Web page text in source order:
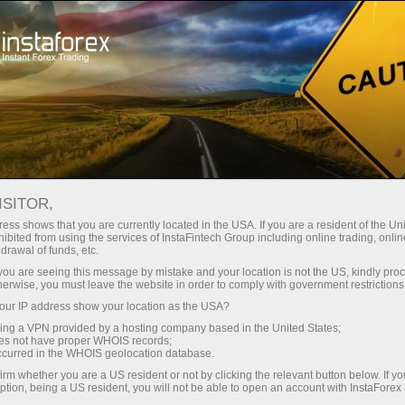
Avec InstaForex, vous accédez à
compétitives : effet de levier
jusqu’à 1:5000, parmi les meilleurs
spreads et commissions du
marché, ainsi que des conditions
avantageuses pour le trading
d’actions et d’indices.
Spreads
Bonus de 30 %
sur chaque dépôt
Vitesse
dans le trading et sur l’autoroute
shows that you are currently located in the USA. If you are a resident of the
from using the services of InstaFintech Group including online trading,
of funds, etc.
are seeing this message by mistake and your location is not the US, kindly
you must leave the website in order to comply with government
IP address show your location as the USA?
a VPN provided by a hosting company based in the United States;
not have proper WHOIS records;
in the WHOIS geolocation database.
whether you are a US resident or not by clicking the relevant button below. If
being a US resident, you will not be able to open an account with InstaForex